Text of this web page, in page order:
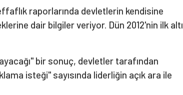
raporlarında devletlerin kendisine
dair bilgiler veriyor. Dün 2012'nin ilk altı
bir sonuç, devletler tarafından
isteği" sayısında liderliğin açık ara ile